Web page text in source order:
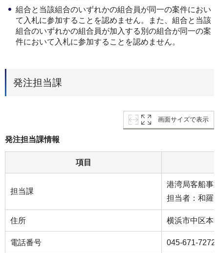
組合と当該組合のいずれかの組合員が同⼀の案件におい
て入札に参加することを認めません。また、組合と当該
組合のいずれかの組合員が加入する別の組合が同一の案
件において入札に参加することを認めません。
発注担当課
画面サイズで表示
発注担当課情報
項目
担当課
港湾局客船事
担当者：和羅
住所 横浜市中区本
電話番号 045-671-7272